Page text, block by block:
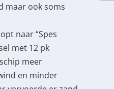
maar ook soms
naar “Spes
met 12 pk
meer
en minder